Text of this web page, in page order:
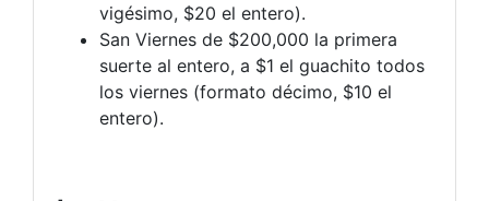
vigésimo, $20 el entero).
San Viernes de $200,000 la primera
suerte al entero, a $1 el guachito todos
los viernes (formato décimo, $10 el
entero).